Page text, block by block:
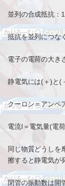
並列の合成抵抗：
抵抗を並列につな
電子の電荷の大き
静電気には(＋)と(
クーロン＝アンペ
電流I＝電気量(電
同じ物質どうしを
擦すると静電気が
閉管の振動数は開